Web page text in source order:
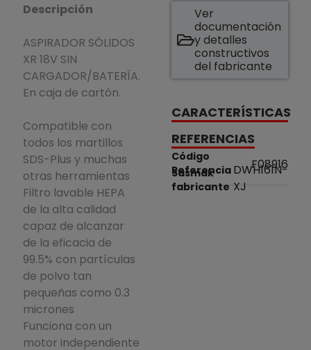
Descripción
ASPIRADOR SÓLIDOS
XR 18V SIN
CARGADOR/BATERÍA.
En caja de cartón.
Compatible con
todos los martillos
SDS-Plus y muchas
otras herramientas
Filtro lavable HEPA
de la alta calidad
capaz de alcanzar
de la eficacia de
99.5% con partículas
de polvo tan
pequeñas como 0.3
micrones
Funciona con un
motor independiente
Ver
documentación
y detalles
constructivos
del fabricante
CARACTERÍSTICAS
REFERENCIAS
Código
Sasmak
F08916
Referencia
fabricante
DWH161N-
XJ